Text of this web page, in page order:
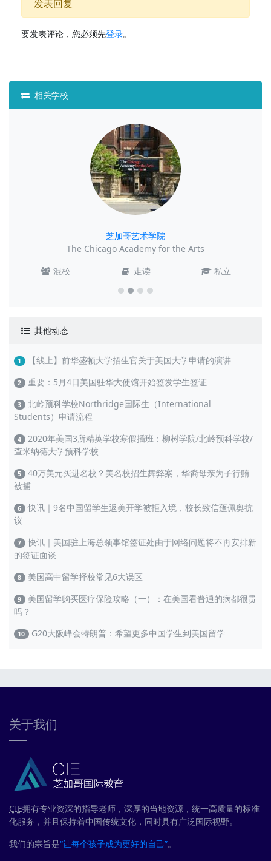
发表回复
要发表评论，您必须先登录。
相关学校
芝加哥艺术学院
The Chicago Academy for the Arts
混校
走读 私立
其他动态
1 【线上】前华盛顿大学招生官关于美国大学申请的演讲
2 重要：5月4日美国驻华大使馆开始签发学生签证
3 北岭预科学校Northridge国际生（International
Students）申请流程
4 2020年美国3所精英学校寒假插班：柳树学院/北岭预科学校/
查米纳德大学预科学校
5 40万美元买进名校？美名校招生舞弊案，华裔母亲为子行贿
被捕
6 快讯｜9名中国留学生返美开学被拒入境，校长致信蓬佩奥抗
议
7 快讯｜美国驻上海总领事馆签证处由于网络问题将不再安排新
的签证面谈
8 美国高中留学择校常见6大误区
9 美国留学购买医疗保险攻略（一）：在美国看普通的病都很贵
吗？
10 G20大阪峰会特朗普：希望更多中国学生到美国留学
关于我们
CIE拥有专业资深的指导老师，深厚的当地资源，统一高质量的标准
化服务，并且保持着中国传统文化，同时具有广泛国际视野。
我们的宗旨是“让每个孩子成为更好的自己”。